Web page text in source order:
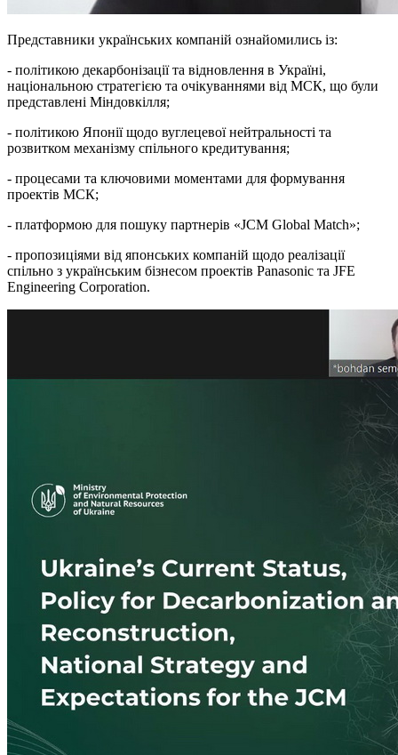
Представники українських компаній ознайомились із:
- політикою декарбонізації та відновлення в Україні,
національною стратегією та очікуваннями від МСК, що були
представлені Міндовкілля;
- політикою Японії щодо вуглецевої нейтральності та
розвитком механізму спільного кредитування;
- процесами та ключовими моментами для формування
проектів МСК;
- платформою для пошуку партнерів «JCM Global Match»;
- пропозиціями від японських компаній щодо реалізації
спільно з українським бізнесом проектів Panasonic та JFE
Engineering Corporation.